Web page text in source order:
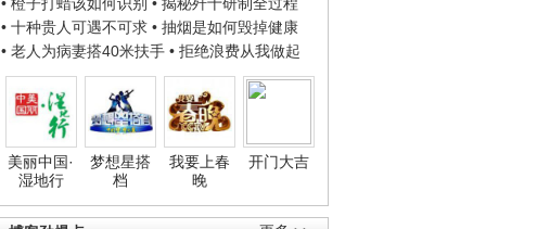
• 十种贵人可遇不可求 • 抽烟是如何毁掉健康
• 老人为病妻搭40米扶手 • 拒绝浪费从我做起
美丽中国·
湿地行
梦想星搭
档
我要上春
晚
开门大吉